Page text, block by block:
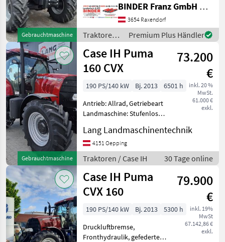
Gebrauchtmaschine
Kabine,
Zapfwellendrehzahl:
540/750,
Höchstgeschwindigkeit in
km/h: 40 km/h, Aufladung:
Turbolader m
BINDER Franz GmbH & CoKG
3654 Raxendorf
Traktoren /
Case IH
Premium Plus Händler
Gebrauchtmaschine
Case IH Puma
160 CVX
73.200
€
inkl. 20 %
MwSt.
61.000 €
exkl.
190 PS/140 kW Bj. 2013
6501 h
Antrieb: Allrad, Getriebeart
Landmaschine: Stufenloses
Zapfwellendrehzahl:
540/750/1000,
Höchstgeschwindigkeit in
km/h: 50 km/h, Aufladung:
T
Lang Landmaschinentechnik
4151 Oepping
Traktoren / Case IH 30 Tage online
Case IH Puma
CVX 160
79.900
€
inkl. 19%
MwSt
67.142,86 €
exkl.
190 PS/140 kW Bj. 2013
5300 h
Druckluftbremse,
Fronthydraulik, gefederte